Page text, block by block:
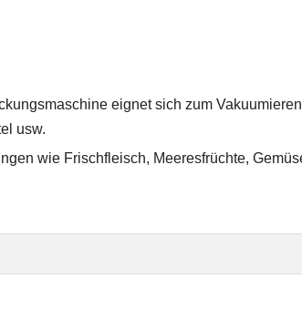
eignet sich zum
usw.
wie Frischfleisch, Meeresfrüchte,